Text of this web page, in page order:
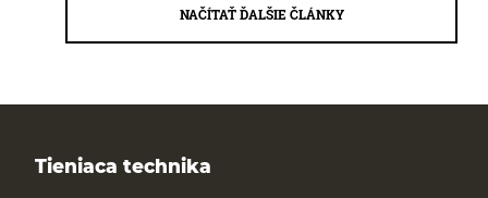
NAČÍTAŤ ĎALŠIE ČLÁNKY
Tieniaca technika